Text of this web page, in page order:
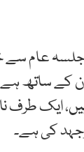
جلسہ عام
کے ساتھ
طرف